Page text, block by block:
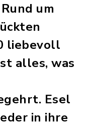
um
liebevoll
alles, was
Esel
in ihre